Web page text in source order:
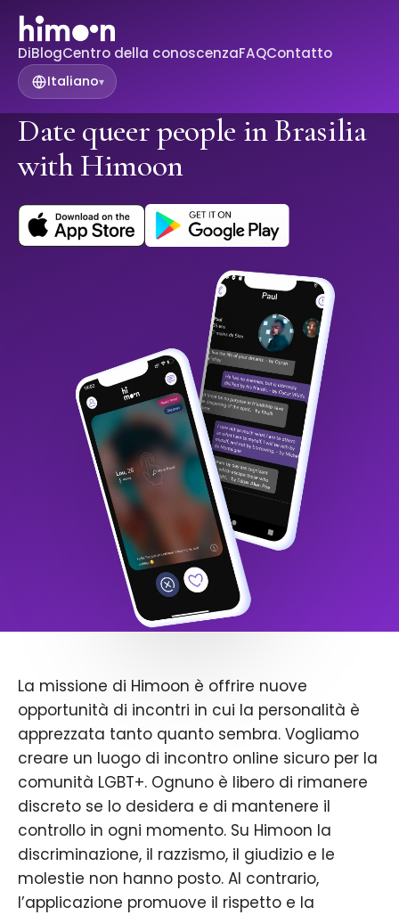
DiBlogCentro della conoscenzaFAQContatto
Italiano▾
Date queer people in Brasilia
with Himoon
La missione di Himoon è offrire nuove
opportunità di incontri in cui la personalità è
apprezzata tanto quanto sembra. Vogliamo
creare un luogo di incontro online sicuro per la
comunità LGBT+. Ognuno è libero di rimanere
discreto se lo desidera e di mantenere il
controllo in ogni momento. Su Himoon la
discriminazione, il razzismo, il giudizio e le
molestie non hanno posto. Al contrario,
l’applicazione promuove il rispetto e la